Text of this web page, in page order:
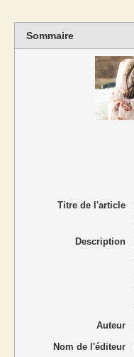
Sommaire
Titre de l'article
Description
Auteur
Nom de l'éditeur